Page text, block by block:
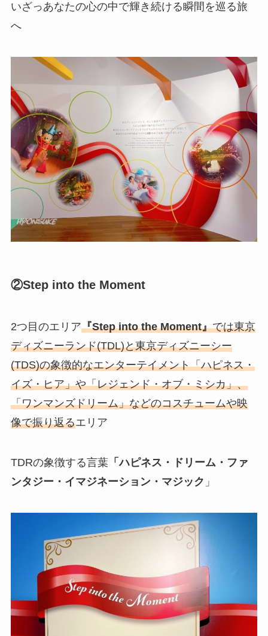
いざっあなたの心の中で輝き続ける瞬間を巡る旅
へ
②Step into the Moment
2つ目のエリア『Step into the Moment』では東京
ディズニーランド(TDL)と東京ディズニーシー
(TDS)の象徴的なエンターテイメント「ハピネス・
イズ・ヒア」や「レジェンド・オブ・ミシカ」、
「ワンマンズドリーム」などのコスチュームや映
像で振り返るエリア
TDRの象徴する言葉「ハピネス・ドリーム・ファ
ンタジー・イマジネーション・マジック 」